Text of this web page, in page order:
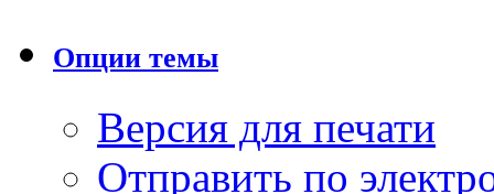
Опции темы
Версия для печати
Отправить по